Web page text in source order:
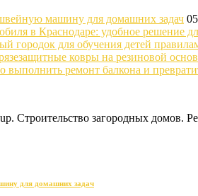
машину для домашних задач
в Краснодаре: удобное решение
городок для обучения детей
ковры на резиновой
выполнить ремонт балкона и
Строительство загородных домов.
для домашних задач